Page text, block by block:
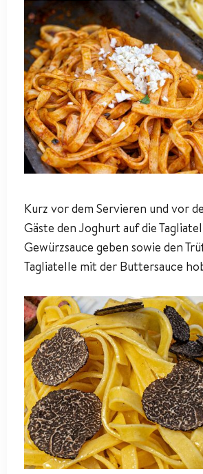
Kurz vor dem Servieren und vor
Gäste den Joghurt auf die
Gewürzsauce geben sowie den
Tagliatelle mit der Buttersauce